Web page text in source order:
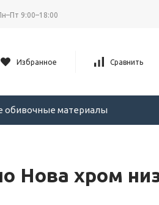
9:00–18:00
Избранное Сравнить
обивочные материалы
Нова хром